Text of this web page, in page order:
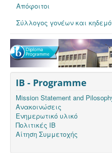
Απόφοιτοι
Σύλλογος γονέων και
IB - Programme
Mission Statement and
Ανακοινώσεις
Ενημερωτικό υλικό
Πολιτικές ΙΒ
Αίτηση Συμμετοχής